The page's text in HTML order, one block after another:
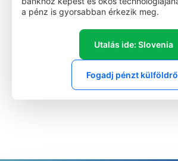
a pénz is gyorsabban érkezik meg.
Utalás ide: Slovenia
Fogadj pénzt